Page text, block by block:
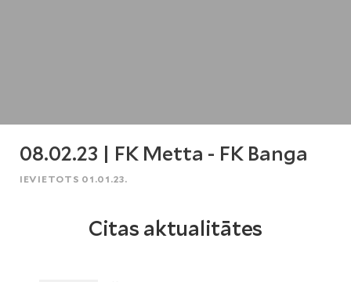
08.02.23 | FK Metta - FK Banga
IEVIETOTS 01.01.23.
Citas aktualitātes